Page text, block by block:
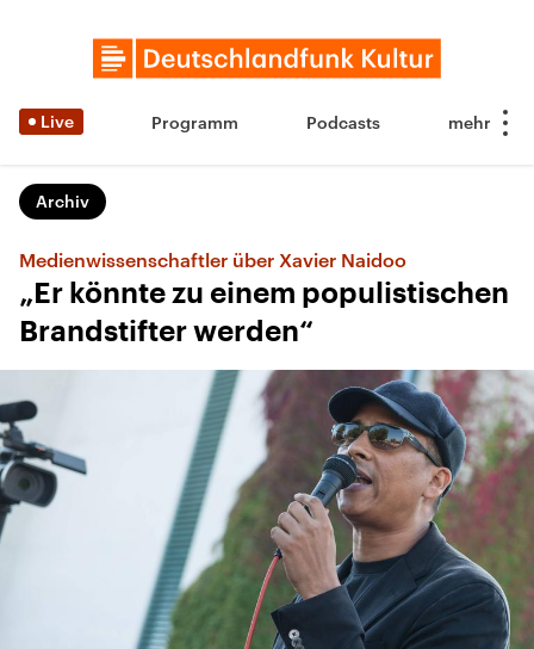
Live Programm Podcasts
Archiv
Medienwissenschaftler über Xavier Naidoo
„Er könnte zu einem populistischen
Brandstifter werden“